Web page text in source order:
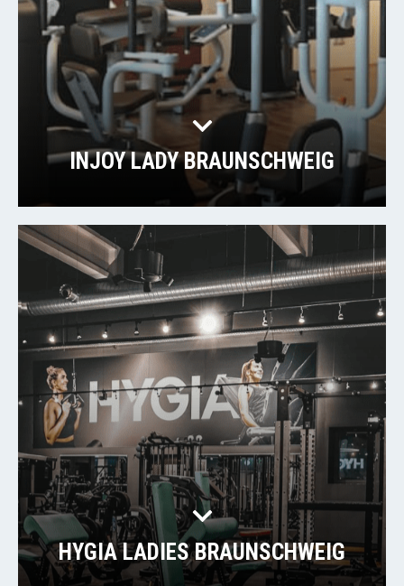
INJOY LADY BRAUNSCHWEIG
HYGIA LADIES BRAUNSCHWEIG